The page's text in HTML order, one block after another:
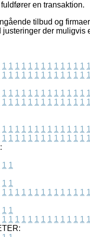
en transaktion.
tilbud og
justeringer der muligvis
1 1 1 1 1 1 1 1 1 1 1 1 1 1
1 1 1 1 1 1 1 1 1 1 1 1 1 1
1 1 1 1 1 1 1 1 1 1 1 1 1 1
1 1 1 1 1 1 1 1 1 1 1 1 1 1
1 1 1 1 1 1 1 1 1 1 1 1 1 1
1 1 1 1 1 1 1 1 1 1 1 1 1 1
1 1
1 1
1 1 1 1 1 1 1 1 1 1 1 1 1 1
1 1
1 1 1 1 1 1 1 1 1 1 1 1 1 1